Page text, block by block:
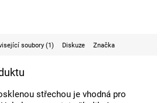
soubory (1) Diskuze Značka
střechou je vhodná pro